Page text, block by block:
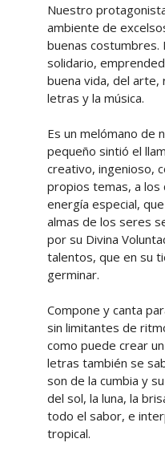
Nuestro
ambiente de
buenas costumbres.
solidario,
buena vida, del arte,
letras y la música.
Es un melómano de
pequeño sintió el
creativo, ingenioso,
propios temas, a los
energía especial,
almas de los seres
por su Divina
talentos, que en su
germinar.
Compone y canta
sin limitantes de
como puede crear
letras también se
son de la cumbia y
del sol, la luna, la
todo el sabor, e
tropical.